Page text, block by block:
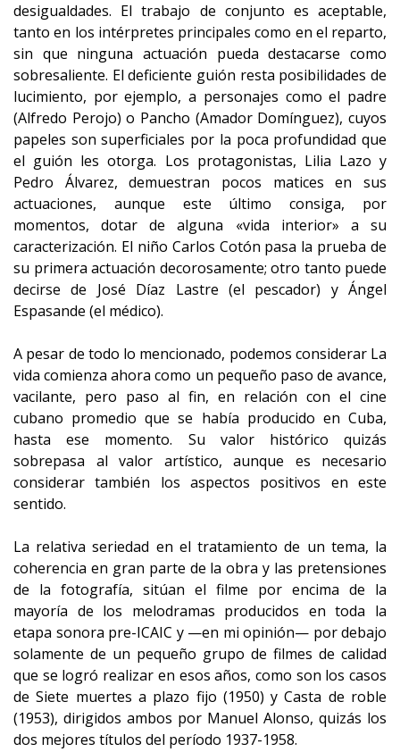
desigualdades. El trabajo de conjunto es aceptable,
tanto en los intérpretes principales como en el reparto,
sin que ninguna actuación pueda destacarse como
sobresaliente. El deficiente guión resta posibilidades de
lucimiento, por ejemplo, a personajes como el padre
(Alfredo Perojo) o Pancho (Amador Domínguez), cuyos
papeles son superficiales por la poca profundidad que
el guión les otorga. Los protagonistas, Lilia Lazo y
Pedro Álvarez, demuestran pocos matices en sus
actuaciones, aunque este último consiga, por
momentos, dotar de alguna «vida interior» a su
caracterización. El niño Carlos Cotón pasa la prueba de
su primera actuación decorosamente; otro tanto puede
decirse de José Díaz Lastre (el pescador) y Ángel
Espasande (el médico).
A pesar de todo lo mencionado, podemos considerar La
vida comienza ahora como un pequeño paso de avance,
vacilante, pero paso al fin, en relación con el cine
cubano promedio que se había producido en Cuba,
hasta ese momento. Su valor histórico quizás
sobrepasa al valor artístico, aunque es necesario
considerar también los aspectos positivos en este
sentido.
La relativa seriedad en el tratamiento de un tema, la
coherencia en gran parte de la obra y las pretensiones
de la fotografía, sitúan el filme por encima de la
mayoría de los melodramas producidos en toda la
etapa sonora pre-ICAIC y —en mi opinión— por debajo
solamente de un pequeño grupo de filmes de calidad
que se logró realizar en esos años, como son los casos
de Siete muertes a plazo fijo (1950) y Casta de roble
(1953), dirigidos ambos por Manuel Alonso, quizás los
dos mejores títulos del período 1937-1958.